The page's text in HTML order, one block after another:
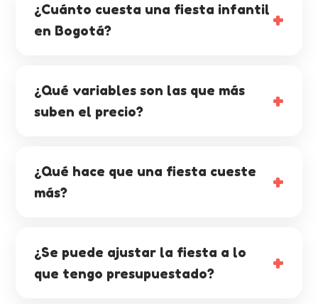
¿Cuánto cuesta una fiesta infantil
en Bogotá?
¿Qué variables son las que más
suben el precio?
¿Qué hace que una fiesta cueste
más?
¿Se puede ajustar la fiesta a lo
que tengo presupuestado?